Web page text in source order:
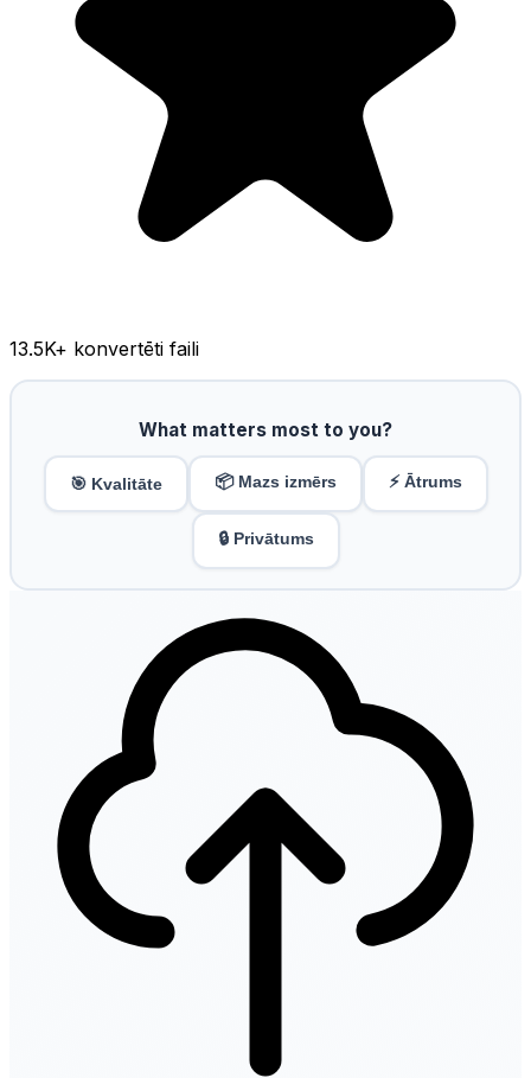
13.5K+ konvertēti faili
What matters most to you?
🎯 Kvalitāte 📦 Mazs izmērs ⚡ Ātrums
🔒 Privātums